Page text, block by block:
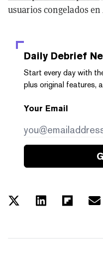
usuarios congelados
Daily Debrief
Start every day with
plus original features,
Your Email